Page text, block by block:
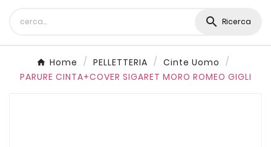
 Ricerca
Home PELLETTERIA
Cinte Uomo
PARURE CINTA+COVER SIGARET MORO ROMEO GIGLI